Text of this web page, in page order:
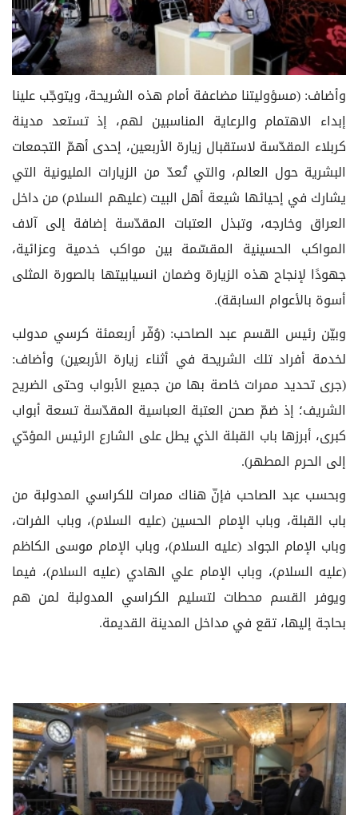
وأضاف: (مسؤوليتنا مضاعفة أمام هذه الشريحة، ويتوجّب علينا
إبداء الاهتمام والرعاية المناسبين لهم، إذ تستعد مدينة
كربلاء المقدّسة لاستقبال زيارة الأربعين، إحدى أهمّ التجمعات
البشرية حول العالم، والتي تُعدّ من الزيارات المليونية التي
يشارك في إحيائها شيعة أهل البيت (عليهم السلام) من داخل
العراق وخارجه، وتبذل العتبات المقدّسة إضافة إلى آلاف
المواكب الحسينية المقسّمة بين مواكب خدمية وعزائية،
جهودًا لإنجاح هذه الزيارة وضمان انسيابيتها بالصورة المثلى
أسوة بالأعوام السابقة).
وبيّن رئيس القسم عبد الصاحب: (وُفّر أربعمئة كرسي مدولب
لخدمة أفراد تلك الشريحة في أثناء زيارة الأربعين) وأضاف:
(جرى تحديد ممرات خاصة بها من جميع الأبواب وحتى الضريح
الشريف؛ إذ ضمّ صحن العتبة العباسية المقدّسة تسعة أبواب
كبرى، أبرزها باب القبلة الذي يطل على الشارع الرئيس المؤدّي
إلى الحرم المطهر).
وبحسب عبد الصاحب فإنّ هناك ممرات للكراسي المدولبة من
باب القبلة، وباب الإمام الحسين (عليه السلام)، وباب الفرات،
وباب الإمام الجواد (عليه السلام)، وباب الإمام موسى الكاظم
(عليه السلام)، وباب الإمام علي الهادي (عليه السلام)، فيما
ويوفر القسم محطات لتسليم الكراسي المدولبة لمن هم
بحاجة إليها، تقع في مداخل المدينة القديمة.